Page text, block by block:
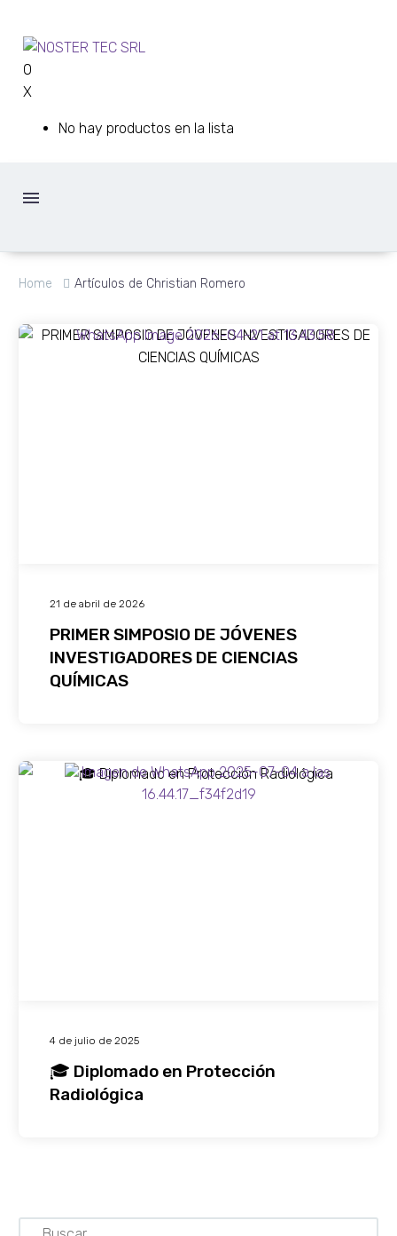
0
X
No hay productos en la lista
Home Artículos de Christian Romero
21 de abril de 2026
PRIMER SIMPOSIO DE JÓVENES
INVESTIGADORES DE CIENCIAS
QUÍMICAS
4 de julio de 2025
🎓 Diplomado en Protección
Radiológica